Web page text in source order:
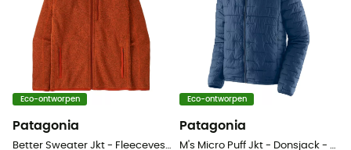
Eco-ontworpen
Patagonia
Eco-ontworpen
Patagonia